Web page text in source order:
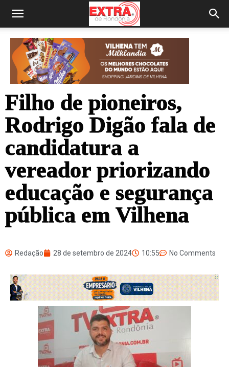
Filho de pioneiros,
Rodrigo Digão fala de
candidatura a
vereador priorizando
educação e segurança
pública em Vilhena
Redação 28 de setembro de 2024 10:55 No Comments